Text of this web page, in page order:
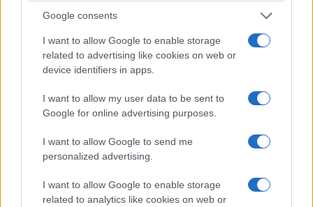
Google consents
I want to allow Google to enable storage
related to advertising like cookies on web or
device identifiers in apps.
I want to allow my user data to be sent to
Google for online advertising purposes.
I want to allow Google to send me
personalized advertising.
I want to allow Google to enable storage
related to analytics like cookies on web or
5/08/2026 - 10:35μμ
ΕΛΛΑΔΑ